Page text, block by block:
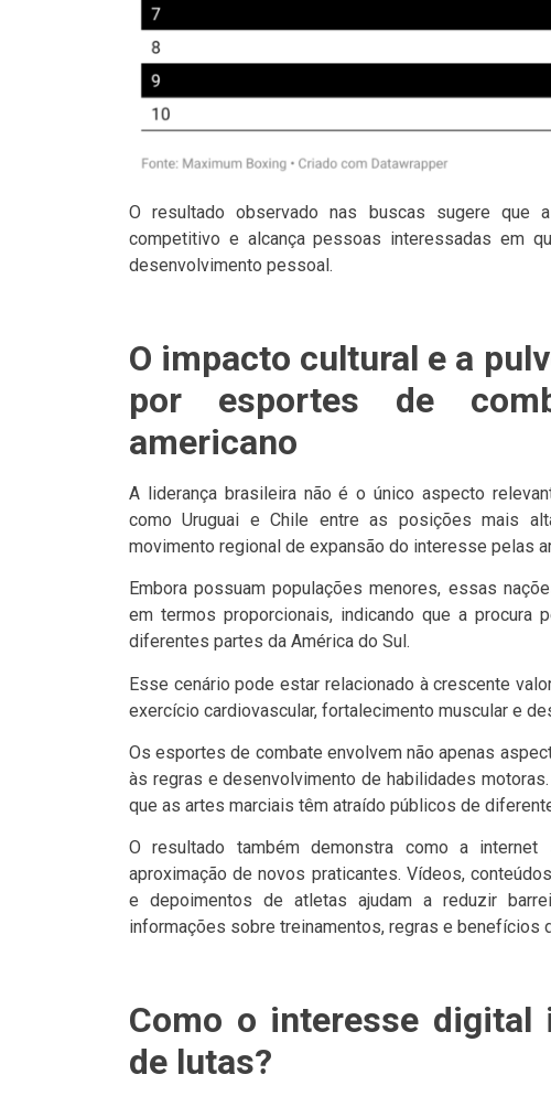
O resultado observado nas buscas sugere que
competitivo e alcança pessoas interessadas em
desenvolvimento pessoal.
O impacto cultural e a
por esportes de
americano
A liderança brasileira não é o único aspecto
como Uruguai e Chile entre as posições mais
movimento regional de expansão do interesse pelas
Embora possuam populações menores, essas
em termos proporcionais, indicando que a procura
diferentes partes da América do Sul.
Esse cenário pode estar relacionado à crescente
exercício cardiovascular, fortalecimento muscular e
Os esportes de combate envolvem não apenas
às regras e desenvolvimento de habilidades
que as artes marciais têm atraído públicos de
O resultado também demonstra como a
aproximação de novos praticantes. Vídeos,
e depoimentos de atletas ajudam a reduzir
informações sobre treinamentos, regras e benefícios
Como o interesse digital
de lutas?